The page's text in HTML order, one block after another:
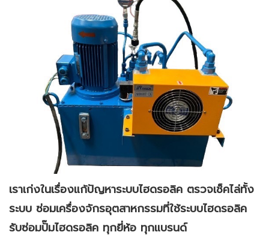
เราเก่งในเรื่องแก้ปัญหาระบบไฮดรอลิค ตรวจเช็คไล่ทั้ง
ระบบ ซ่อมเครื่องจักรอุตสาหกรรมที่ใช้ระบบไฮดรอลิค
รับซ่อมปั๊มไฮดรอลิค ทุกยี่ห้อ ทุกแบรนด์